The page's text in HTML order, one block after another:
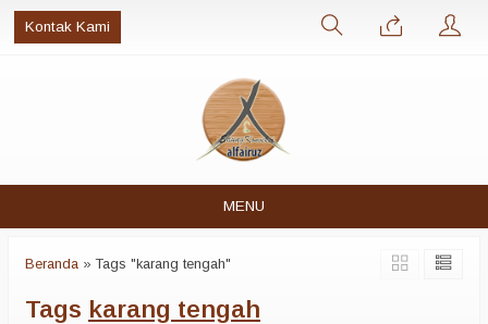
Kontak Kami
MENU
Beranda »Tags "karang tengah"
Tags karang tengah